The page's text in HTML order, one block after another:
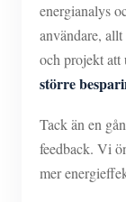
energianalys
användare,
och projekt att
större
Tack än en
feedback. Vi
mer